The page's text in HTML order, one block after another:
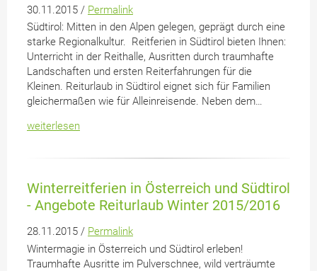
30.11.2015 / Permalink
Südtirol: Mitten in den Alpen gelegen, geprägt durch eine
starke Regionalkultur. Reitferien in Südtirol bieten Ihnen:
Unterricht in der Reithalle, Ausritten durch traumhafte
Landschaften und ersten Reiterfahrungen für die
Kleinen. Reiturlaub in Südtirol eignet sich für Familien
gleichermaßen wie für Alleinreisende. Neben dem…
weiterlesen
Winterreitferien in Österreich und Südtirol
- Angebote Reiturlaub Winter 2015/2016
28.11.2015 / Permalink
Wintermagie in Österreich und Südtirol erleben!
Traumhafte Ausritte im Pulverschnee, wild verträumte